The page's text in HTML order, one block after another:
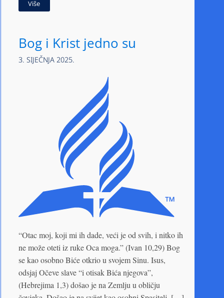
Više
Bog i Krist jedno su
3. SIJEČNJA 2025.
“Otac moj, koji mi ih dade, veći je od svih, i nitko ih
ne može oteti iz ruke Oca moga.” (Ivan 10,29) Bog
se kao osobno Biće otkrio u svojem Sinu. Isus,
odsjaj Očeve slave “i otisak Bića njegova”,
(Hebrejima 1,3) došao je na Zemlju u obličju